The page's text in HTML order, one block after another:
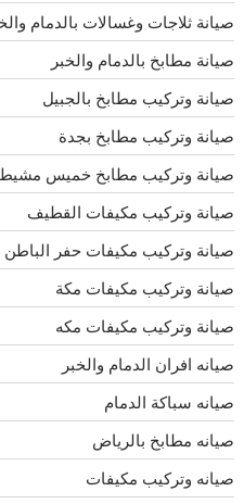
صيانة ثلاجات وغسالات بالدمام
صيانة مطابخ بالدمام والخبر
صيانة وتركيب مطابخ بالجبيل
صيانة وتركيب مطابخ بجدة
صيانة وتركيب مطابخ خميس مشيط
صيانة وتركيب مكيفات القطيف
صيانة وتركيب مكيفات حفر الباطن
صيانة وتركيب مكيفات مكة
صيانة وتركيب مكيفات مكه
صيانه افران الدمام والخبر
صيانه سباكة الدمام
صيانه مطابخ بالرياض
صيانه وتركيب مكيفات